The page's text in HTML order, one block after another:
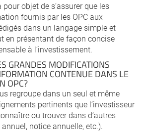
objet de s’assurer que les
fournis par les OPC aux
dans un langage simple et
en présentant de façon concise
à l’investissement.
GRANDES MODIFICATIONS
CONTENUE DANS LE
OPC?
regroupe dans un seul et même
pertinents que l’investisseur
ou trouver dans d’autres
notice annuelle, etc.).